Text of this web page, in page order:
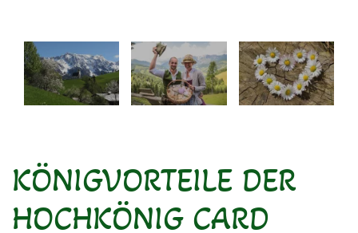
KÖNIGVORTEILE DER
HOCHKÖNIG CARD